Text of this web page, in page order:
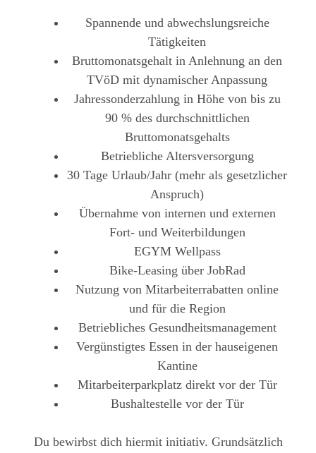
Spannende und abwechslungsreiche
Tätigkeiten
Bruttomonatsgehalt in Anlehnung an den
TVöD mit dynamischer Anpassung
Jahressonderzahlung in Höhe von bis zu
90 % des durchschnittlichen
Bruttomonatsgehalts
Betriebliche Altersversorgung
30 Tage Urlaub/Jahr (mehr als gesetzlicher
Anspruch)
Übernahme von internen und externen
Fort- und Weiterbildungen
EGYM Wellpass
Bike-Leasing über JobRad
Nutzung von Mitarbeiterrabatten online
und für die Region
Betriebliches Gesundheitsmanagement
Vergünstigtes Essen in der hauseigenen
Kantine
Mitarbeiterparkplatz direkt vor der Tür
Bushaltestelle vor der Tür
Du bewirbst dich hiermit initiativ. Grundsätzlich